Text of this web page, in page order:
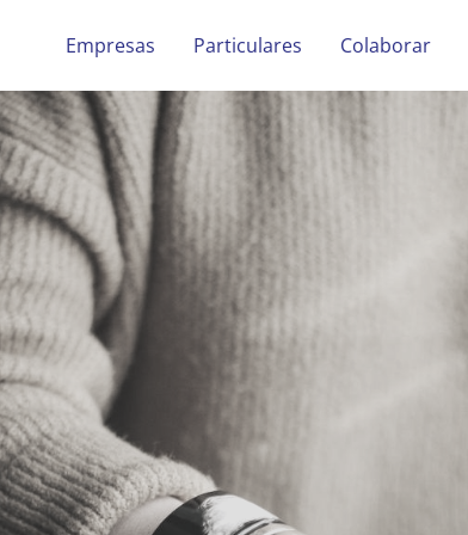
Empresas Particulares Colaborar